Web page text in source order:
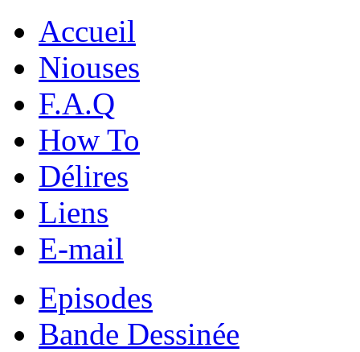
Accueil
Niouses
F.A.Q
How To
Délires
Liens
E-mail
Episodes
Bande Dessinée